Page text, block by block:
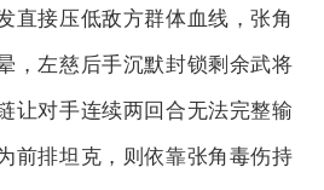
直接压低敌方群体血线，张角
，左慈后手沉默封锁剩余武将
让对手连续两回合无法完整输
前排坦克，则依靠张角毒伤持